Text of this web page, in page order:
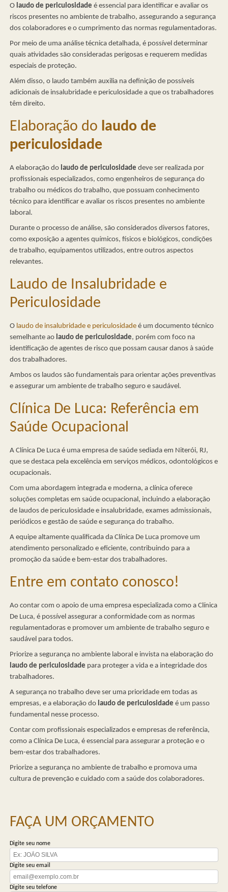
O laudo de periculosidade é essencial para identificar e avaliar os
riscos presentes no ambiente de trabalho, assegurando a segurança
dos colaboradores e o cumprimento das normas regulamentadoras.
Por meio de uma análise técnica detalhada, é possível determinar
quais atividades são consideradas perigosas e requerem medidas
especiais de proteção.
Além disso, o laudo também auxilia na definição de possíveis
adicionais de insalubridade e periculosidade a que os trabalhadores
têm direito.
Elaboração do laudo de
periculosidade
A elaboração do laudo de periculosidade deve ser realizada por
profissionais especializados, como engenheiros de segurança do
trabalho ou médicos do trabalho, que possuam conhecimento
técnico para identificar e avaliar os riscos presentes no ambiente
laboral.
Durante o processo de análise, são considerados diversos fatores,
como exposição a agentes químicos, físicos e biológicos, condições
de trabalho, equipamentos utilizados, entre outros aspectos
relevantes.
Laudo de Insalubridade e
Periculosidade
O laudo de insalubridade e periculosidade é um documento técnico
semelhante ao laudo de periculosidade, porém com foco na
identificação de agentes de risco que possam causar danos à saúde
dos trabalhadores.
Ambos os laudos são fundamentais para orientar ações preventivas
e assegurar um ambiente de trabalho seguro e saudável.
Clínica De Luca: Referência em
Saúde Ocupacional
A Clínica De Luca é uma empresa de saúde sediada em Niterói, RJ,
que se destaca pela excelência em serviços médicos, odontológicos e
ocupacionais.
Com uma abordagem integrada e moderna, a clínica oferece
soluções completas em saúde ocupacional, incluindo a elaboração
de laudos de periculosidade e insalubridade, exames admissionais,
periódicos e gestão de saúde e segurança do trabalho.
A equipe altamente qualificada da Clínica De Luca promove um
atendimento personalizado e eficiente, contribuindo para a
promoção da saúde e bem-estar dos trabalhadores.
Entre em contato conosco!
Ao contar com o apoio de uma empresa especializada como a Clínica
De Luca, é possível assegurar a conformidade com as normas
regulamentadoras e promover um ambiente de trabalho seguro e
saudável para todos.
Priorize a segurança no ambiente laboral e invista na elaboração do
laudo de periculosidade para proteger a vida e a integridade dos
trabalhadores.
A segurança no trabalho deve ser uma prioridade em todas as
empresas, e a elaboração do laudo de periculosidade é um passo
fundamental nesse processo.
Contar com profissionais especializados e empresas de referência,
como a Clínica De Luca, é essencial para assegurar a proteção e o
bem-estar dos trabalhadores.
Priorize a segurança no ambiente de trabalho e promova uma
cultura de prevenção e cuidado com a saúde dos colaboradores.
FAÇA UM ORÇAMENTO
Digite seu nome
Digite seu email
Digite seu telefone